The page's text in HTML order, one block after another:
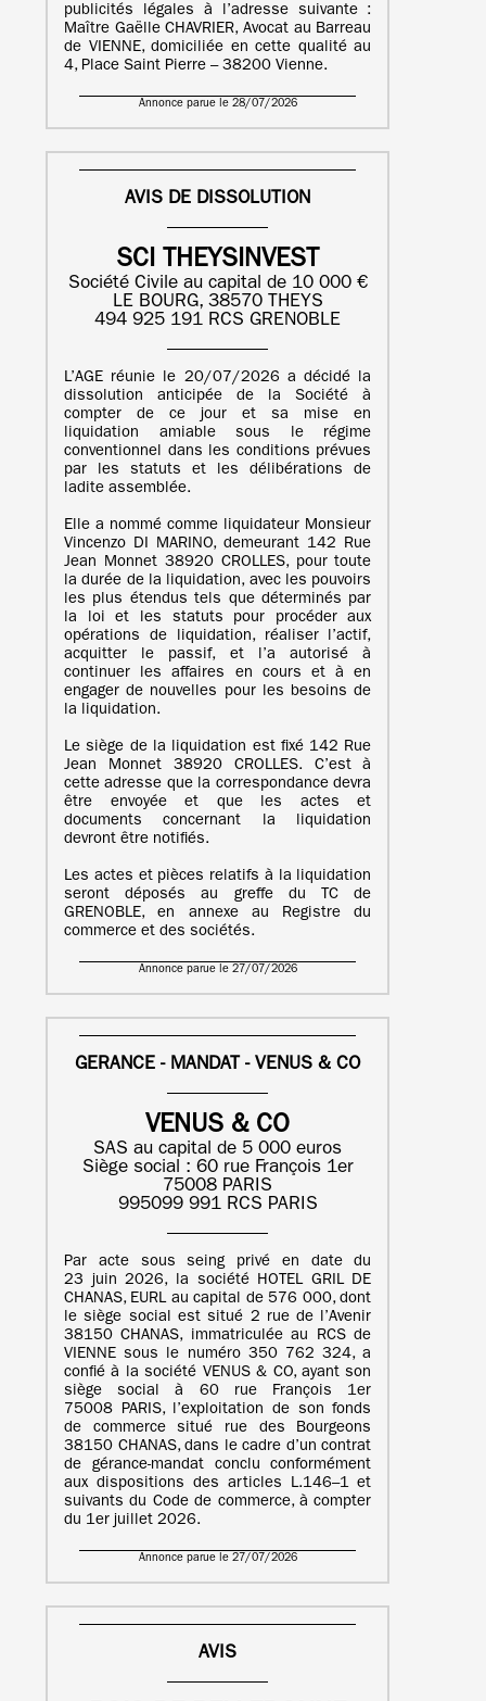
publicités légales à l’adresse suivante :
Maître Gaëlle CHAVRIER, Avocat au Barreau
de VIENNE, domiciliée en cette qualité au
4, Place Saint Pierre – 38200 Vienne.
Annonce parue le 28/07/2026
AVIS DE DISSOLUTION
SCI THEYSINVEST
Société Civile au capital de 10 000 €
LE BOURG, 38570 THEYS
494 925 191 RCS GRENOBLE
L’AGE réunie le 20/07/2026 a décidé la
dissolution anticipée de la Société à
compter de ce jour et sa mise en
liquidation amiable sous le régime
conventionnel dans les conditions prévues
par les statuts et les délibérations de
ladite assemblée.
Elle a nommé comme liquidateur Monsieur
Vincenzo DI MARINO, demeurant 142 Rue
Jean Monnet 38920 CROLLES, pour toute
la durée de la liquidation, avec les pouvoirs
les plus étendus tels que déterminés par
la loi et les statuts pour procéder aux
opérations de liquidation, réaliser l’actif,
acquitter le passif, et l’a autorisé à
continuer les affaires en cours et à en
engager de nouvelles pour les besoins de
la liquidation.
Le siège de la liquidation est fixé 142 Rue
Jean Monnet 38920 CROLLES. C’est à
cette adresse que la correspondance devra
être envoyée et que les actes et
documents concernant la liquidation
devront être notifiés.
Les actes et pièces relatifs à la liquidation
seront déposés au greffe du TC de
GRENOBLE, en annexe au Registre du
commerce et des sociétés.
Annonce parue le 27/07/2026
GERANCE - MANDAT - VENUS & CO
VENUS & CO
SAS au capital de 5 000 euros
Siège social : 60 rue François 1er
75008 PARIS
995099 991 RCS PARIS
Par acte sous seing privé en date du
23 juin 2026, la société HOTEL GRIL DE
CHANAS, EURL au capital de 576 000, dont
le siège social est situé 2 rue de l’Avenir
38150 CHANAS, immatriculée au RCS de
VIENNE sous le numéro 350 762 324, a
confié à la société VENUS & CO, ayant son
siège social à 60 rue François 1er
75008 PARIS, l’exploitation de son fonds
de commerce situé rue des Bourgeons
38150 CHANAS, dans le cadre d’un contrat
de gérance-mandat conclu conformément
aux dispositions des articles L.146–1 et
suivants du Code de commerce, à compter
du 1er juillet 2026.
Annonce parue le 27/07/2026
AVIS